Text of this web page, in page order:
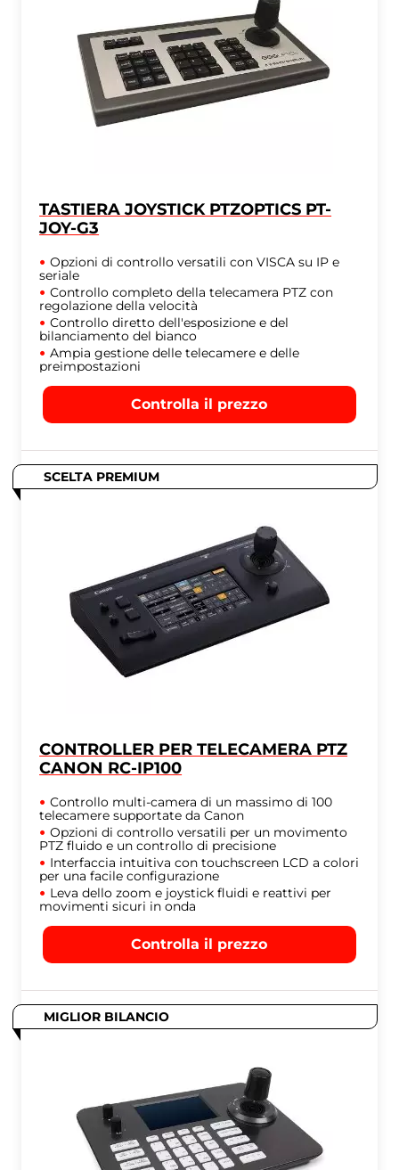
TASTIERA JOYSTICK PTZOPTICS PT-
JOY-G3
Opzioni di controllo versatili con VISCA su IP e
seriale
Controllo completo della telecamera PTZ con
regolazione della velocità
Controllo diretto dell'esposizione e del
bilanciamento del bianco
Ampia gestione delle telecamere e delle
preimpostazioni
Controlla il prezzo
SCELTA PREMIUM
CONTROLLER PER TELECAMERA PTZ
CANON RC-IP100
Controllo multi-camera di un massimo di 100
telecamere supportate da Canon
Opzioni di controllo versatili per un movimento
PTZ fluido e un controllo di precisione
Interfaccia intuitiva con touchscreen LCD a colori
per una facile configurazione
Leva dello zoom e joystick fluidi e reattivi per
movimenti sicuri in onda
Controlla il prezzo
MIGLIOR BILANCIO